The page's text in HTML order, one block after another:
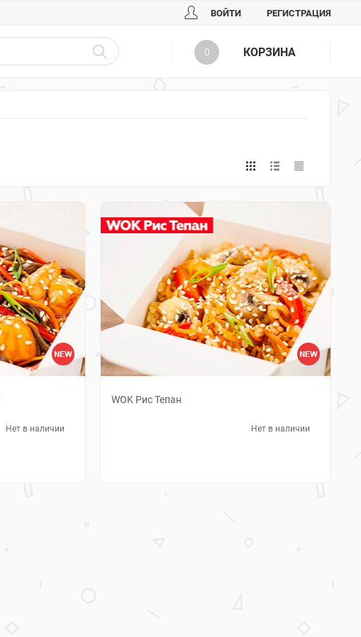
ВОЙТИ РЕГИСТРАЦИЯ
0 КОРЗИНА
Нет в наличии
WOK Рис Тепан
Нет в наличии